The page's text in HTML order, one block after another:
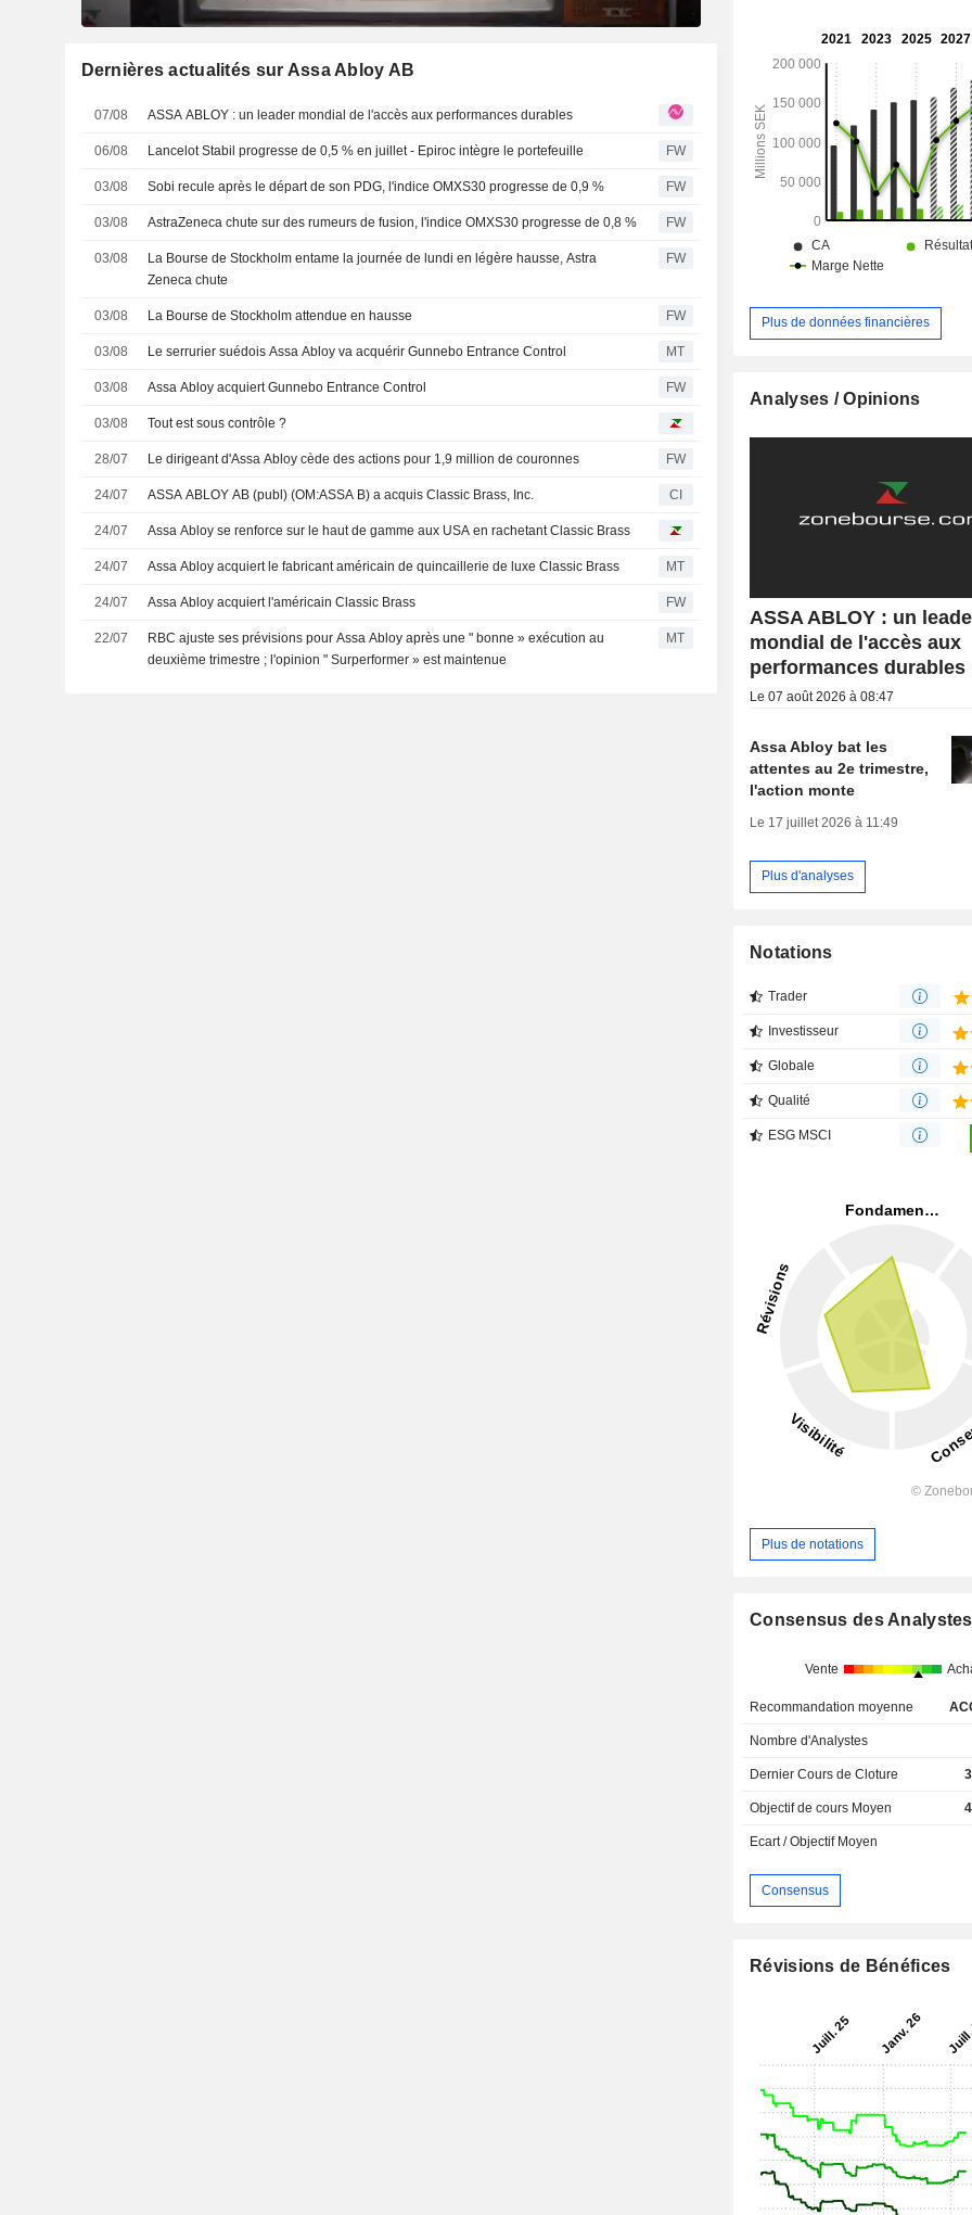
Dernières actualités sur Assa Abloy AB
07/08 ASSA ABLOY : un leader mondial de l'accès aux performances durables
06/08 Lancelot Stabil progresse de 0,5 % en juillet - Epiroc intègre le portefeuille FW
03/08 Sobi recule après le départ de son PDG, l'indice OMXS30 progresse de 0,9 % FW
03/08 AstraZeneca chute sur des rumeurs de fusion, l'indice OMXS30 progresse de 0,8 % FW
03/08
La Bourse de Stockholm entame la journée de lundi en légère hausse, Astra
Zeneca chute
FW
03/08 La Bourse de Stockholm attendue en hausse FW
03/08 Le serrurier suédois Assa Abloy va acquérir Gunnebo Entrance Control MT
03/08 Assa Abloy acquiert Gunnebo Entrance Control FW
03/08 Tout est sous contrôle ?
28/07 Le dirigeant d'Assa Abloy cède des actions pour 1,9 million de couronnes FW
24/07 ASSA ABLOY AB (publ) (OM:ASSA B) a acquis Classic Brass, Inc. CI
24/07 Assa Abloy se renforce sur le haut de gamme aux USA en rachetant Classic Brass
24/07 Assa Abloy acquiert le fabricant américain de quincaillerie de luxe Classic Brass MT
24/07 Assa Abloy acquiert l'américain Classic Brass FW
22/07
RBC ajuste ses prévisions pour Assa Abloy après une " bonne » exécution au
deuxième trimestre ; l'opinion " Surperformer » est maintenue
MT
Plus de données financières
Analyses / Opinions
ASSA ABLOY : un
mondial de l'accès aux
performances durables
Le 07 août 2026 à 08:47
Assa Abloy bat les
attentes au 2e trimestre,
l'action monte
Le 17 juillet 2026 à 11:49
Plus d'analyses
Notations
Trader
Investisseur
Globale
Qualité
ESG MSCI
Plus de notations
Consensus des Analystes
Vente
Recommandation moyenne
Nombre d'Analystes
Dernier Cours de Cloture
Objectif de cours Moyen
Ecart / Objectif Moyen
Consensus
Révisions de Bénéfices